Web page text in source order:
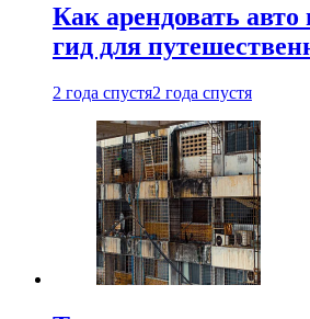
Как арендовать авто
гид для
2 года спустя2 года спустя